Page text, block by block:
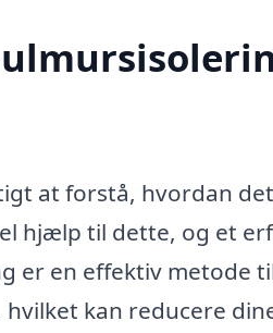
at forstå, hvordan
hjælp til dette, og et
er en effektiv metode
kan reducere